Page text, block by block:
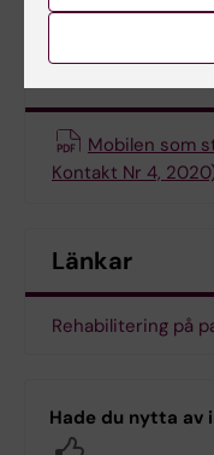
Mobilen som
Kontakt Nr 4,
Länkar
Rehabilitering på
Hade du nytta av